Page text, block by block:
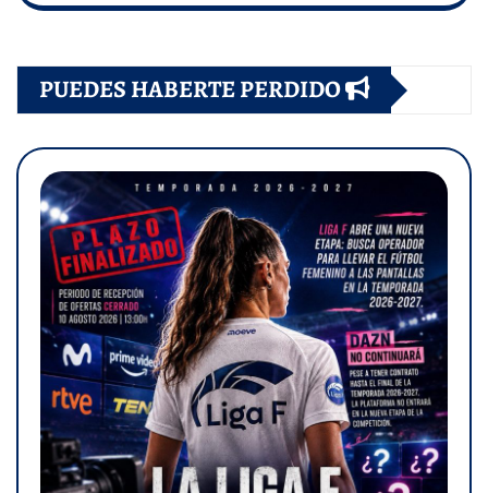
PUEDES HABERTE PERDIDO